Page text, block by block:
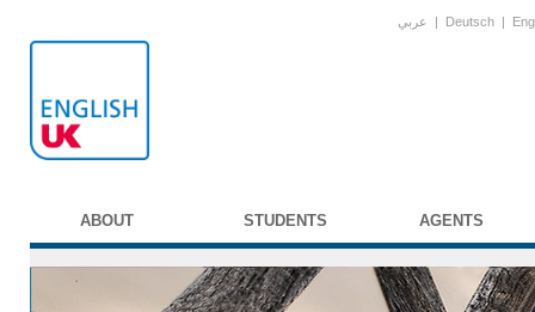
عربي | Deutsch |
ABOUT STUDENTS AGENTS